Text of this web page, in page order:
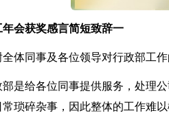
年会获奖感言简短致辞一
全体同事及各位领导对行政部工
部是给各位同事提供服务，处理
琐碎杂事，因此整体的工作难